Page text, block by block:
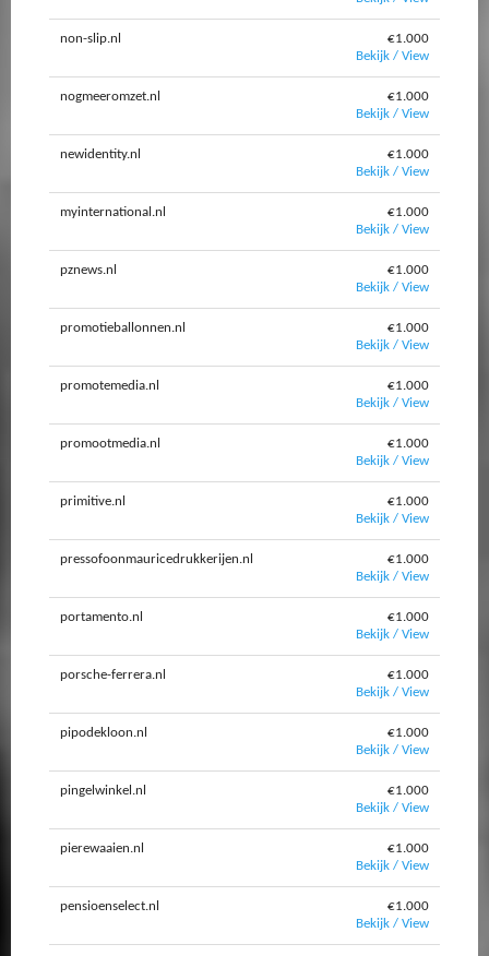
non-slip.nl
€1.000
Bekijk / View
nogmeeromzet.nl
€1.000
Bekijk / View
newidentity.nl
€1.000
Bekijk / View
myinternational.nl
€1.000
Bekijk / View
pznews.nl
€1.000
Bekijk / View
promotieballonnen.nl
€1.000
Bekijk / View
promotemedia.nl
€1.000
Bekijk / View
promootmedia.nl
€1.000
Bekijk / View
primitive.nl
€1.000
Bekijk / View
pressofoonmauricedrukkerijen.nl
€1.000
Bekijk / View
portamento.nl
€1.000
Bekijk / View
porsche-ferrera.nl
€1.000
Bekijk / View
pipodekloon.nl
€1.000
Bekijk / View
pingelwinkel.nl
€1.000
Bekijk / View
pierewaaien.nl
€1.000
Bekijk / View
pensioenselect.nl
€1.000
Bekijk / View